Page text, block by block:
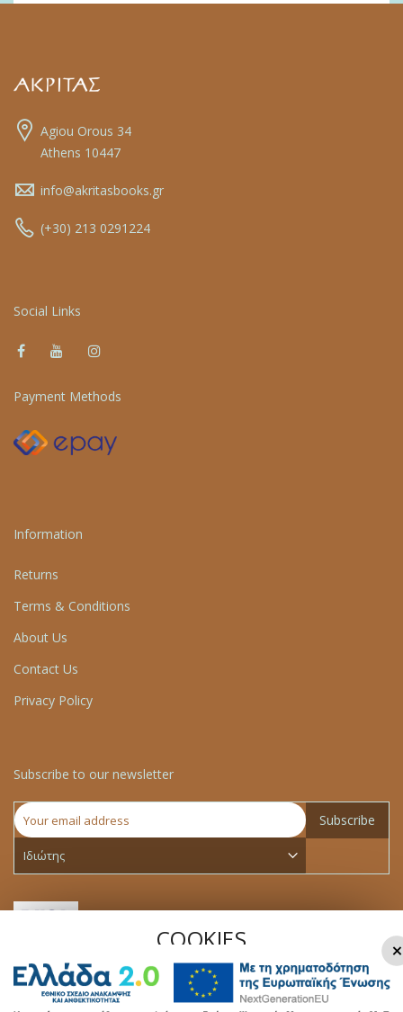
COOKIES
We use cookies to make your experience better.To comply
with the new e-Privacy directive, we need to ask for your
×
Agiou Orous 34
Athens 10447
info@akritasbooks.gr
(+30) 213 0291224
Social Links
Payment Methods
Information
Returns
Terms & Conditions
About Us
Contact Us
Privacy Policy
Subscribe to our newsletter
Subscribe